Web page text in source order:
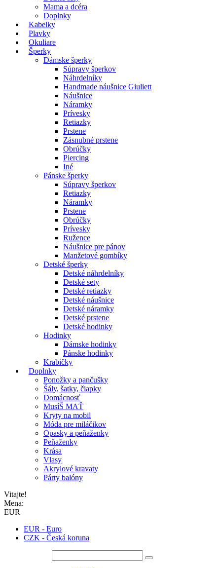
Mama a dcéra
Doplnky
Kabelky
Plavky
Okuliare
Šperky
Dámske šperky
Súpravy šperkov
Náhrdelníky
Handmade náušnice Giuliett
Náušnice
Náramky
Prívesky
Retiazky
Prstene
Zásnubné prstene
Obrúčky
Piercing
Iné
Pánske šperky
Súpravy šperkov
Retiazky
Náramky
Prstene
Obrúčky
Prívesky
Ružence
Náušnice pre pánov
Manžetové gombíky
Detské šperky
Detské náhrdelníky
Detské sety
Detské retiazky
Detské náušnice
Detské náramky
Detské prstene
Detské hodinky
Hodinky
Dámske hodinky
Pánske hodinky
Krabičky
Doplnky
Ponožky a pančušky
Šály, šatky, čiapky
Domácnosť
MusíŠ MAŤ
Kryty na mobil
Móda pre miláčikov
Opasky a peňaženky
Peňaženky
Krása
Vlasy
Akrylové kravaty
Párty balóny
Vitajte!
Mena:
EUR
EUR - Euro
CZK - Česká koruna